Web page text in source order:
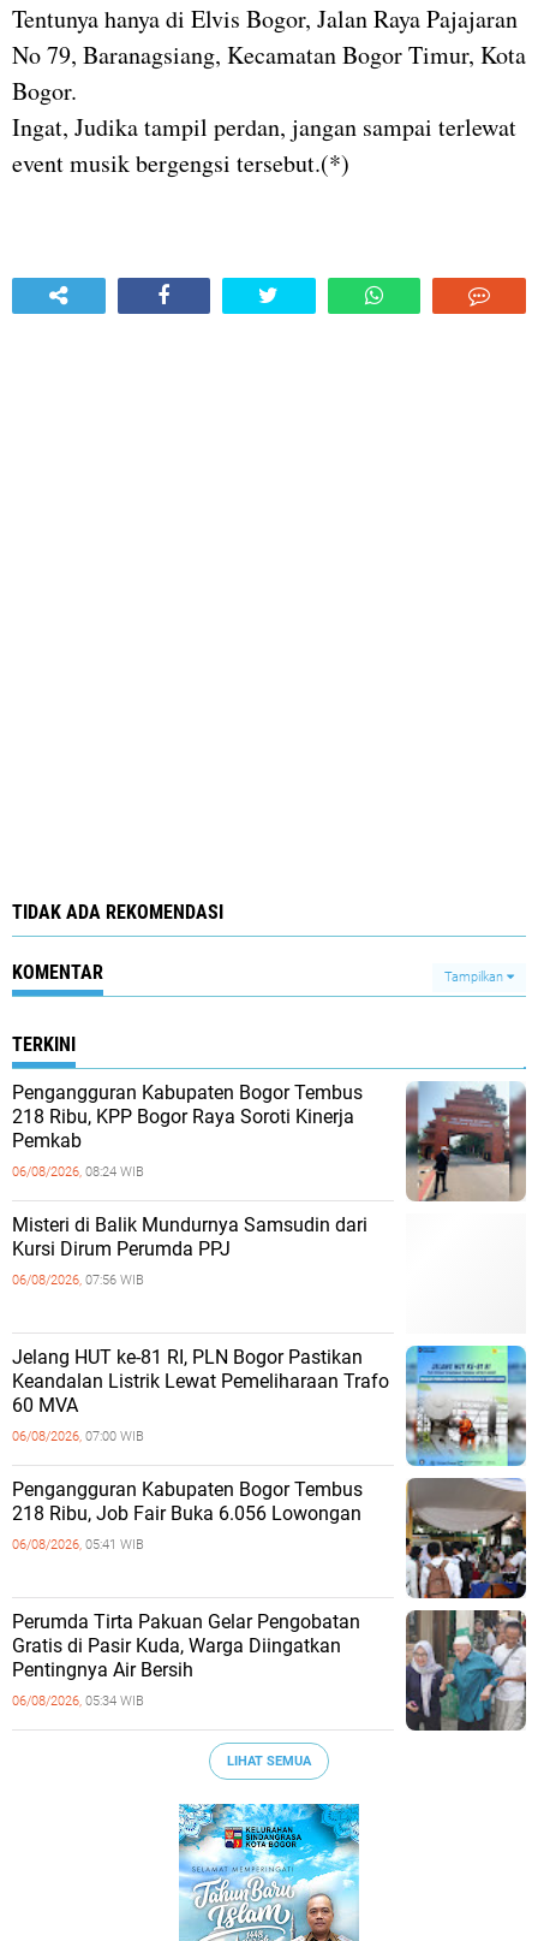
Tentunya hanya di Elvis Bogor, Jalan Raya Pajajaran
No 79, Baranagsiang, Kecamatan Bogor Timur, Kota
Bogor.
Ingat, Judika tampil perdan, jangan sampai terlewat
event musik bergengsi tersebut.(*)
TIDAK ADA REKOMENDASI
KOMENTAR Tampilkan
TERKINI
Pengangguran Kabupaten Bogor Tembus
218 Ribu, KPP Bogor Raya Soroti Kinerja
Pemkab
06/08/2026, 08:24 WIB
Misteri di Balik Mundurnya Samsudin dari
Kursi Dirum Perumda PPJ
06/08/2026, 07:56 WIB
Jelang HUT ke-81 RI, PLN Bogor Pastikan
Keandalan Listrik Lewat Pemeliharaan Trafo
60 MVA
06/08/2026, 07:00 WIB
Pengangguran Kabupaten Bogor Tembus
218 Ribu, Job Fair Buka 6.056 Lowongan
06/08/2026, 05:41 WIB
Perumda Tirta Pakuan Gelar Pengobatan
Gratis di Pasir Kuda, Warga Diingatkan
Pentingnya Air Bersih
06/08/2026, 05:34 WIB
LIHAT SEMUA